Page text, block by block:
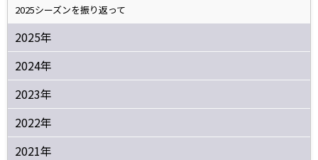
2025シーズンを振り返って
2025年
2024年
2023年
2022年
2021年